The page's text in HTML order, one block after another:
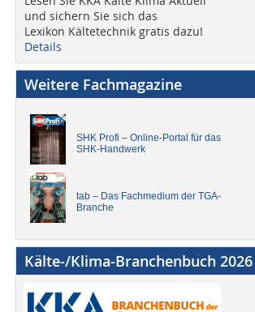
und sichern Sie sich das
Lexikon Kältetechnik gratis dazu!
Details
Weitere Fachmagazine
SHK Profi – Online-Portal für das
SHK-Handwerk
tab – Das Fachmedium der TGA-
Branche
Kälte-/Klima-Branchenbuch 2026